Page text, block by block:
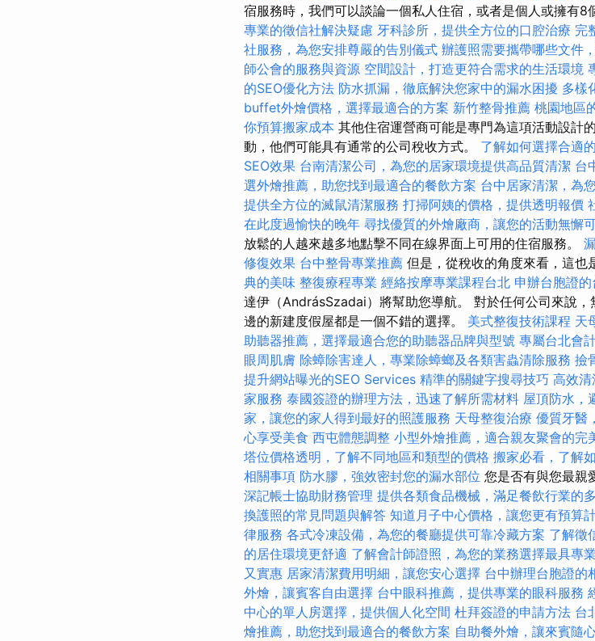
宿服務時，我們可以談論一個私人住宿，或者是個人或擁有8
專業的徵信社解決疑慮 牙科診所，提供全方位的口腔治療 完
社服務，為您安排尊嚴的告別儀式 辦護照需要攜帶哪些文件
師公會的服務與資源 空間設計，打造更符合需求的生活環境
的SEO優化方法 防水抓漏，徹底解決您家中的漏水困擾 多樣
buffet外燴價格，選擇最適合的方案 新竹整骨推薦 桃園地區
你預算搬家成本 其他住宿運營商可能是專門為這項活動設計
動，他們可能具有通常的公司稅收方式。 了解如何選擇合適
SEO效果 台南清潔公司，為您的居家環境提供高品質清潔 台
選外燴推薦，助您找到最適合的餐飲方案 台中居家清潔，為
提供全方位的滅鼠清潔服務 打掃阿姨的價格，提供透明報價
在此度過愉快的晚年 尋找優質的外燴廠商，讓您的活動無懈
放鬆的人越來越多地點擊不同在線界面上可用的住宿服務。
修復效果 台中整骨專業推薦 但是，從稅收的角度來看，這也
典的美味 整復療程專業 經絡按摩專業課程台北 申辦台胞證
達伊（AndrásSzadai）將幫助您導航。 對於任何公司來說
邊的新建度假屋都是一個不錯的選擇。 美式整復技術課程 天
助聽器推薦，選擇最適合您的助聽器品牌與型號 專屬台北會
眼周肌膚 除蟑除害達人，專業除蟑螂及各類害蟲清除服務 撿
提升網站曝光的SEO Services 精準的關鍵字搜尋技巧 高效
家服務 泰國簽證的辦理方法，迅速了解所需材料 屋頂防水，
家，讓您的家人得到最好的照護服務 天母整復治療 優質牙醫
心享受美食 西屯體態調整 小型外燴推薦，適合親友聚會的完
塔位價格透明，了解不同地區和類型的價格 搬家必看，了解
相關事項 防水膠，強效密封您的漏水部位 您是否有與您最親
深記帳士協助財務管理 提供各類食品機械，滿足餐飲行業的
換護照的常見問題與解答 知道月子中心價格，讓您更有預算
律服務 各式冷凍設備，為您的餐廳提供可靠冷藏方案 了解徵
的居住環境更舒適 了解會計師證照，為您的業務選擇最具專
又實惠 居家清潔費用明細，讓您安心選擇 台中辦理台胞證的
外燴，讓賓客自由選擇 台中眼科推薦，提供專業的眼科服務
中心的單人房選擇，提供個人化空間 杜拜簽證的申請方法 台
燴推薦，助您找到最適合的餐飲方案 自助餐外燴，讓來賓隨